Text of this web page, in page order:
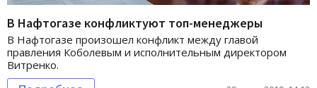
В Нафтогазе конфликтуют топ-менеджеры
В Нафтогазе произошел конфликт между главой
правления Коболевым и исполнительным директором
Витренко.